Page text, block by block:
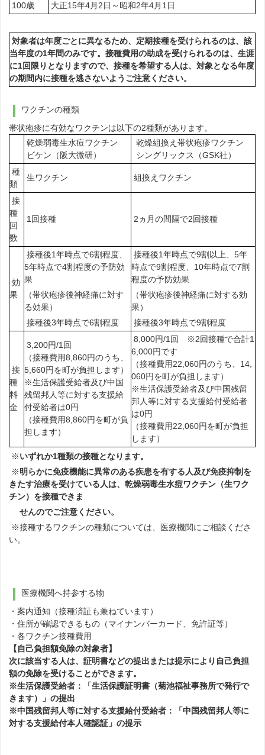
100歳
大正15年4月2日～昭和2年4月1日
対象者は年度ごとに異なるため、定期接種を受けられるのは、該
当年度の1年間のみです。接種費用の助成を受けられるのは、生涯
に1回限りとなりますので、接種を希望する人は、対象となる年度
の期間内に接種を逃さないようご注意ください。
ワクチンの種類
帯状疱疹に有効なワクチンは以下の2種類があります。
乾燥弱毒生水痘ワクチン
ビケン（阪大微研）
乾燥組換え帯状疱疹ワクチン
シングリックス（GSK社）
種
類
生ワクチン 組換えワクチン
接
種
回
数
1回接種 2ヵ月の間隔で2回接種
効
果
接種後1年時点で6割程度、
5年時点で4割程度の予防効
果
（帯状疱疹後神経痛に対す
る効果）
接種後3年時点で6割程度
接種後1年時点で9割以上、5年
時点で9割程度、10年時点で7割
程度の予防効果
（帯状疱疹後神経痛に対する効
果）
接種後3年時点で9割程度
接
種
料
金
3,200円/1回
（接種費用8,860円のうち、
5,660円を町が負担します）
※生活保護受給者及び中国
残留邦人等に対する支援給
付受給者は0円
（接種費用8,860円を町が負
担します）
8,000円/1回 ※2回接種で合計1
6,000円です
（接種費用22,060円のうち、14,
060円を町が負担します）
※生活保護受給者及び中国残留
邦人等に対する支援給付受給者
は0円
（接種費用22,060円を町が負担
します）
※いずれか1種類の接種となります。
※明らかに免疫機能に異常のある疾患を有する人及び免疫抑制を
きたす治療を受けている 人は、乾燥弱毒生水痘ワクチン（生ワク
チン）を接種できま
せんのでご注意ください。
※接種するワクチンの種類については、医療機関にご相談くださ
い。
医療機関へ持参する物
・案内通知（接種済証も兼ねています）
・住所が確認できるもの（マイナンバーカード、免許証等）
・各ワクチン接種費用
【自己負担額免除の対象者】
次に該当する人は、証明書などの提出または提示により自己負担
額の免除を受けることができます。
※生活保護受給者：「生活保護証明書（菊池福祉事務所で発行で
きます）」の提出
※中国残留邦人等に対する支援給付受給者：「中国残留邦人等に
対する支援給付本人確認証」の提示